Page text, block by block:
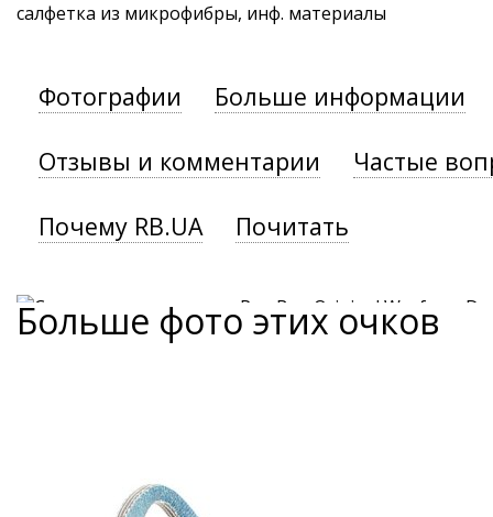
салфетка из микрофибры, инф. материалы
Фотографии Больше информации
Отзывы и комментарии Частые
Почему RB.UA Почитать
Больше фото этих очков